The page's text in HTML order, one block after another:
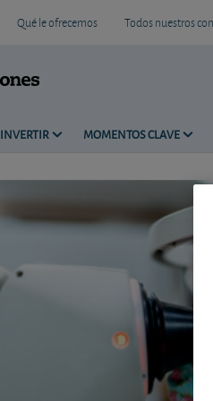
Qué le ofrecemos Todos nuestros
INVERTIR MOMENTOS CLAVE